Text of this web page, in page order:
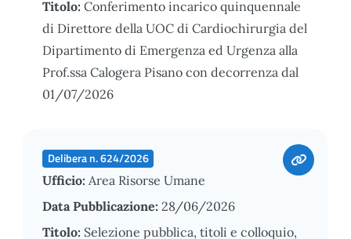
Titolo: Conferimento incarico quinquennale
di Direttore della UOC di Cardiochirurgia del
Dipartimento di Emergenza ed Urgenza alla
Prof.ssa Calogera Pisano con decorrenza dal
01/07/2026
Delibera n. 624/2026
Ufficio: Area Risorse Umane
Data Pubblicazione: 28/06/2026
Titolo: Selezione pubblica, titoli e colloquio,